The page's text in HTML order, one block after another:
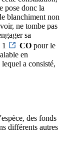
pose donc la
blanchiment non
ne tombe pas
sa
CO pour le
en
a consisté,
des fonds
différents autres